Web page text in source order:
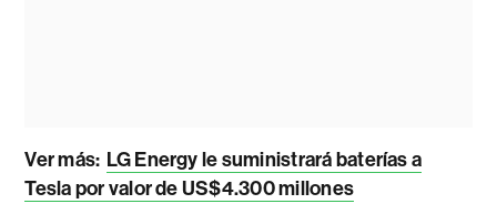
Ver más: LG Energy le suministrará baterías a
Tesla por valor de US$4.300 millones